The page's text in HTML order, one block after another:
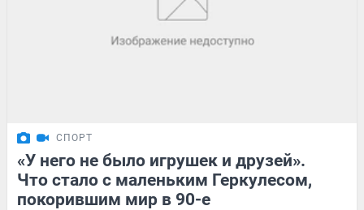
СПОРТ
«У него не было игрушек и друзей».
Что стало с маленьким Геркулесом,
покорившим мир в 90-е